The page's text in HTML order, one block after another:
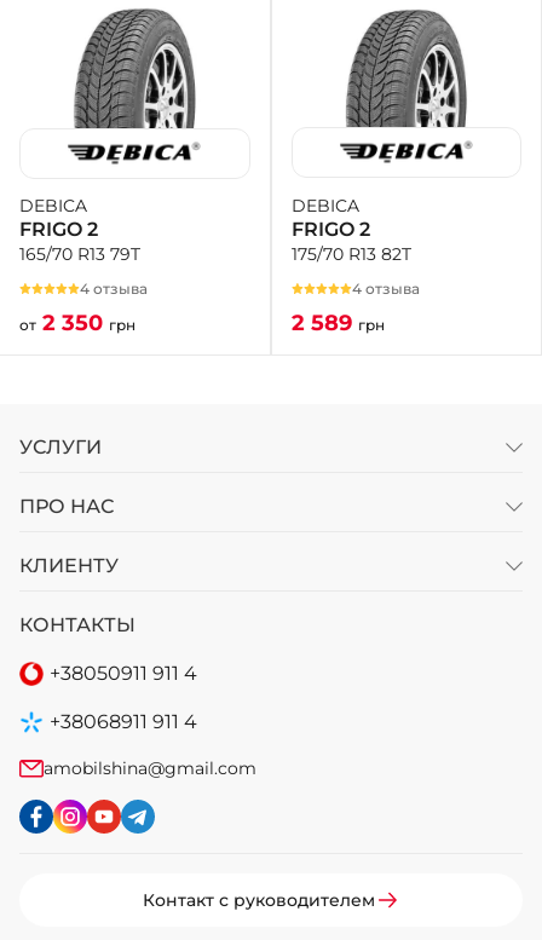
DEBICA
FRIGO 2
165/70 R13 79T
4 отзыва
от 2 350 грн
DEBICA
FRIGO 2
175/70 R13 82T
4 отзыва
2 589 грн
УСЛУГИ
ПРО НАС
КЛИЕНТУ
КОНТАКТЫ
+38050911 911 4
+38068911 911 4
amobilshina@gmail.com
Контакт с руководителем